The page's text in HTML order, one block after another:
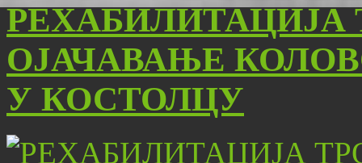
РЕХАБИЛИТАЦИЈА
ОЈАЧАВАЊЕ
У КОСТОЛЦУ